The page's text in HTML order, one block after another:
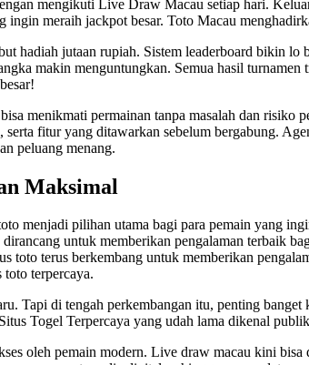
mengikuti Live Draw Macau setiap hari.
meraih jackpot besar. Toto Macau
hadiah jutaan rupiah. Sistem leaderboard bikin
makin menguntungkan. Semua hasil
menikmati permainan tanpa masalah dan risiko
fitur yang ditawarkan sebelum bergabung.
peluang menang.
Maksimal
menjadi pilihan utama bagi para pemain yang
untuk memberikan pengalaman terbaik
toto terus berkembang untuk memberikan
terpercaya.
Tapi di tengah perkembangan itu, penting
Togel Terpercaya yang udah lama dikenal
oleh pemain modern. Live draw macau kini